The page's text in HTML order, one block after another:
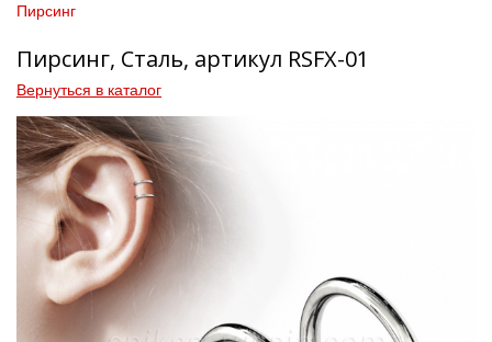
Пирсинг
Пирсинг, Сталь, артикул RSFX-01
Вернуться в каталог